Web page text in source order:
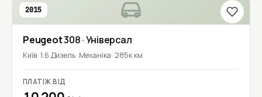
2015
Peugeot308· Універсал
Київ 1.6 Дизель Механіка 285к км
ПЛАТІЖ ВІД